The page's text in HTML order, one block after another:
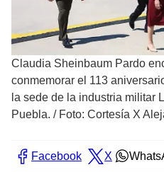
Claudia Sheinbaum Pardo
conmemorar el 113
la sede de la industria militar
Puebla. / Foto: Cortesía X
Facebook X